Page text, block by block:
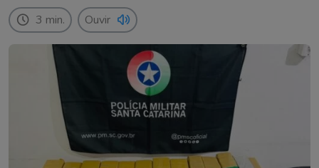
3 min. Ouvir